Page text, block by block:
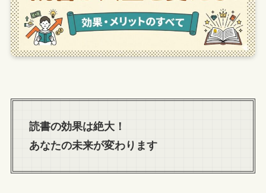
読書の効果は絶大！
あなたの未来が変わります